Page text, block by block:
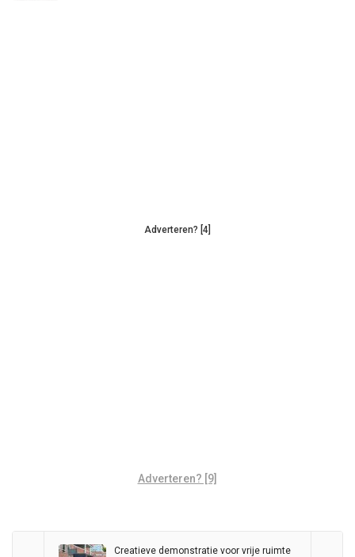
Adverteren? [4]
Adverteren? [9]
Creatieve demonstratie voor vrije ruimte